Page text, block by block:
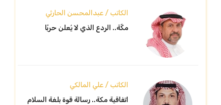
الكاتب / عبدالمحسن الحارثي
مكّة.. الردع الذي لا يُعلن حربًا
الكاتب / علي المالكي
اتفاقية مكة.. رسالة قوة بلغة السلام